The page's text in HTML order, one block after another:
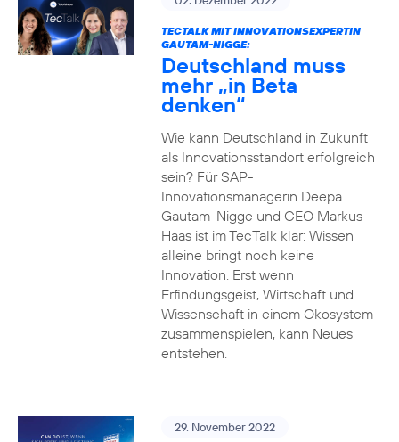
TECTALK MIT INNOVATIONSEXPERTIN
GAUTAM-NIGGE:
Deutschland muss
mehr „in Beta
denken“
Wie kann Deutschland in Zukunft
als Innovationsstandort erfolgreich
sein? Für SAP-
Innovationsmanagerin Deepa
Gautam-Nigge und CEO Markus
Haas ist im TecTalk klar: Wissen
alleine bringt noch keine
Innovation. Erst wenn
Erfindungsgeist, Wirtschaft und
Wissenschaft in einem Ökosystem
zusammenspielen, kann Neues
entstehen.
29. November 2022